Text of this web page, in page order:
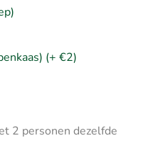
(+ €2)
2 personen dezelfde